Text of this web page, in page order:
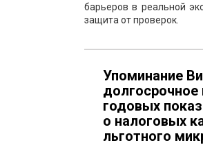
барьеров в реальной
защита от проверок.
Упоминание
годовых
о налоговых
льготного